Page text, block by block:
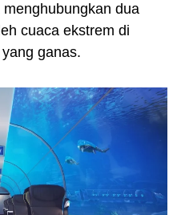
dua
cuaca ekstrem di
ganas.